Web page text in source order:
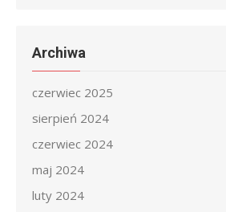
Archiwa
czerwiec 2025
sierpień 2024
czerwiec 2024
maj 2024
luty 2024